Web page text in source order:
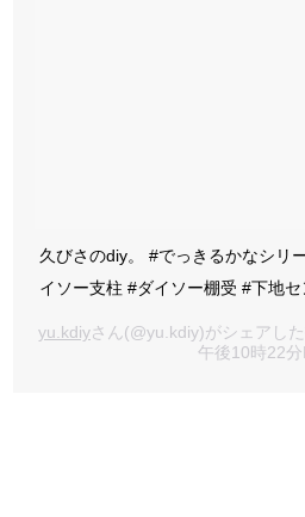
久びさのdiy。 #でっきるかなシリ
イソー支柱 #ダイソー棚受 #下地
yu.kdiyさん(@yu.kdiy)がシェアし
午後10時22分